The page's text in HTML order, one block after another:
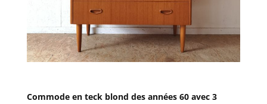
Commode en teck blond des années 60 avec 3